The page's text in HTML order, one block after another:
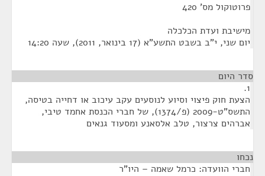
פרוטוקול מס' 420
מישיבת ועדת הכלכלה
‏יום שני, י"ב בשבט התשע"א (‏17 בינואר, 2011), שעה 14:20
סדר היום
1.
הצעת חוק פיצוי וסיוע לנוסעים עקב עיכוב או דחייה בטיסה,
התשס"ט-2009 (פ/1374), של חברי הכנסת אחמד טיבי,
אברהים צרצור, טלב אלסאנע ומסעוד גנאים
נכחו
חברי הוועדה: כרמל שאמה – היו"ר